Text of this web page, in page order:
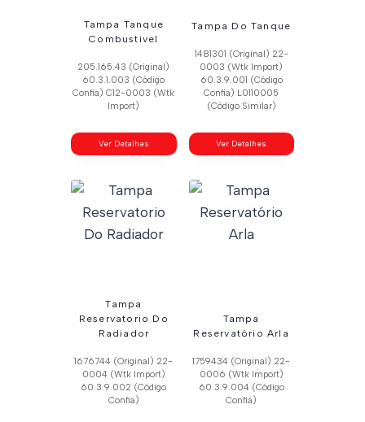
Tampa Tanque
Combustivel
205.165.43 (Original)
60.3.1.003 (Código
Confia) C12-0003 (Wtk
Import)
Ver Detalhes
Tampa Do Tanque
1481301 (Original) 22-
0003 (Wtk Import)
60.3.9.001 (Código
Confia) L0110005
(Código Similar)
Ver Detalhes
Tampa
Reservatorio Do
Radiador
1676744 (Original) 22-
0004 (Wtk Import)
60.3.9.002 (Código
Confia)
Tampa
Reservatório Arla
1759434 (Original) 22-
0006 (Wtk Import)
60.3.9.004 (Código
Confia)